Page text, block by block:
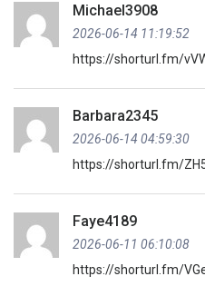
Michael3908
2026-06-14 11:19:52
https://shorturl.fm/
Barbara2345
2026-06-14 04:59:30
https://shorturl.fm/
Faye4189
2026-06-11 06:10:08
https://shorturl.fm/